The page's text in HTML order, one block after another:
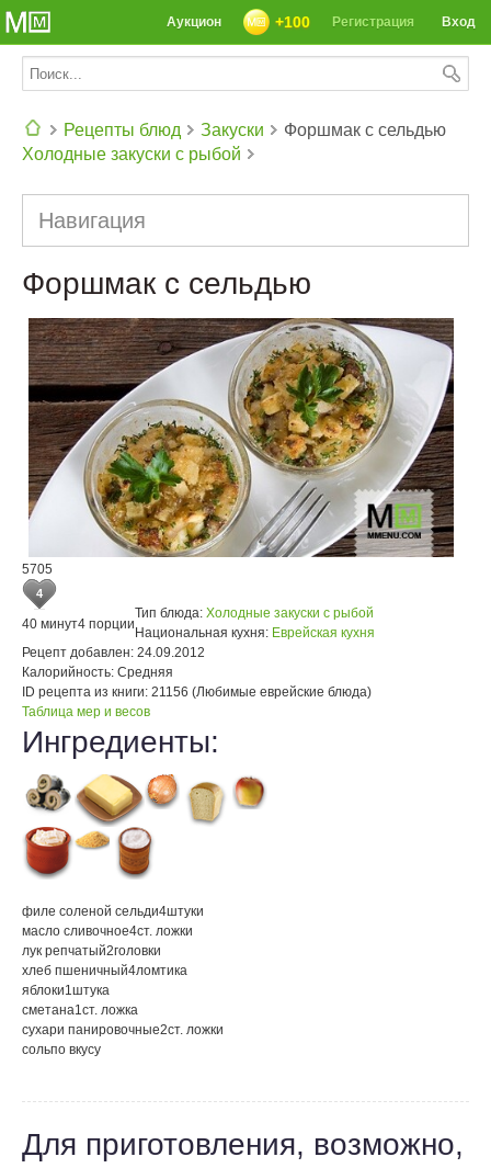
Вход
Регистрация
+100
Аукцион
Рецепты блюд
Закуски
Холодные закуски с рыбой
Форшмак с сельдью
Навигация
Форшмак с сельдью
5705
4
40 минут4 порции
Тип блюда: Холодные закуски с рыбой
Национальная кухня: Еврейская кухня
Рецепт добавлен: 24.09.2012
Калорийность: Средняя
ID рецепта из книги: 21156 (Любимые еврейские блюда)
Таблица мер и весов
Ингредиенты:
филе соленой сельди4штуки
масло сливочное4ст. ложки
лук репчатый2головки
хлеб пшеничный4ломтика
яблоки1штука
сметана1ст. ложка
сухари панировочные2ст. ложки
сольпо вкусу
Для приготовления, возможно,